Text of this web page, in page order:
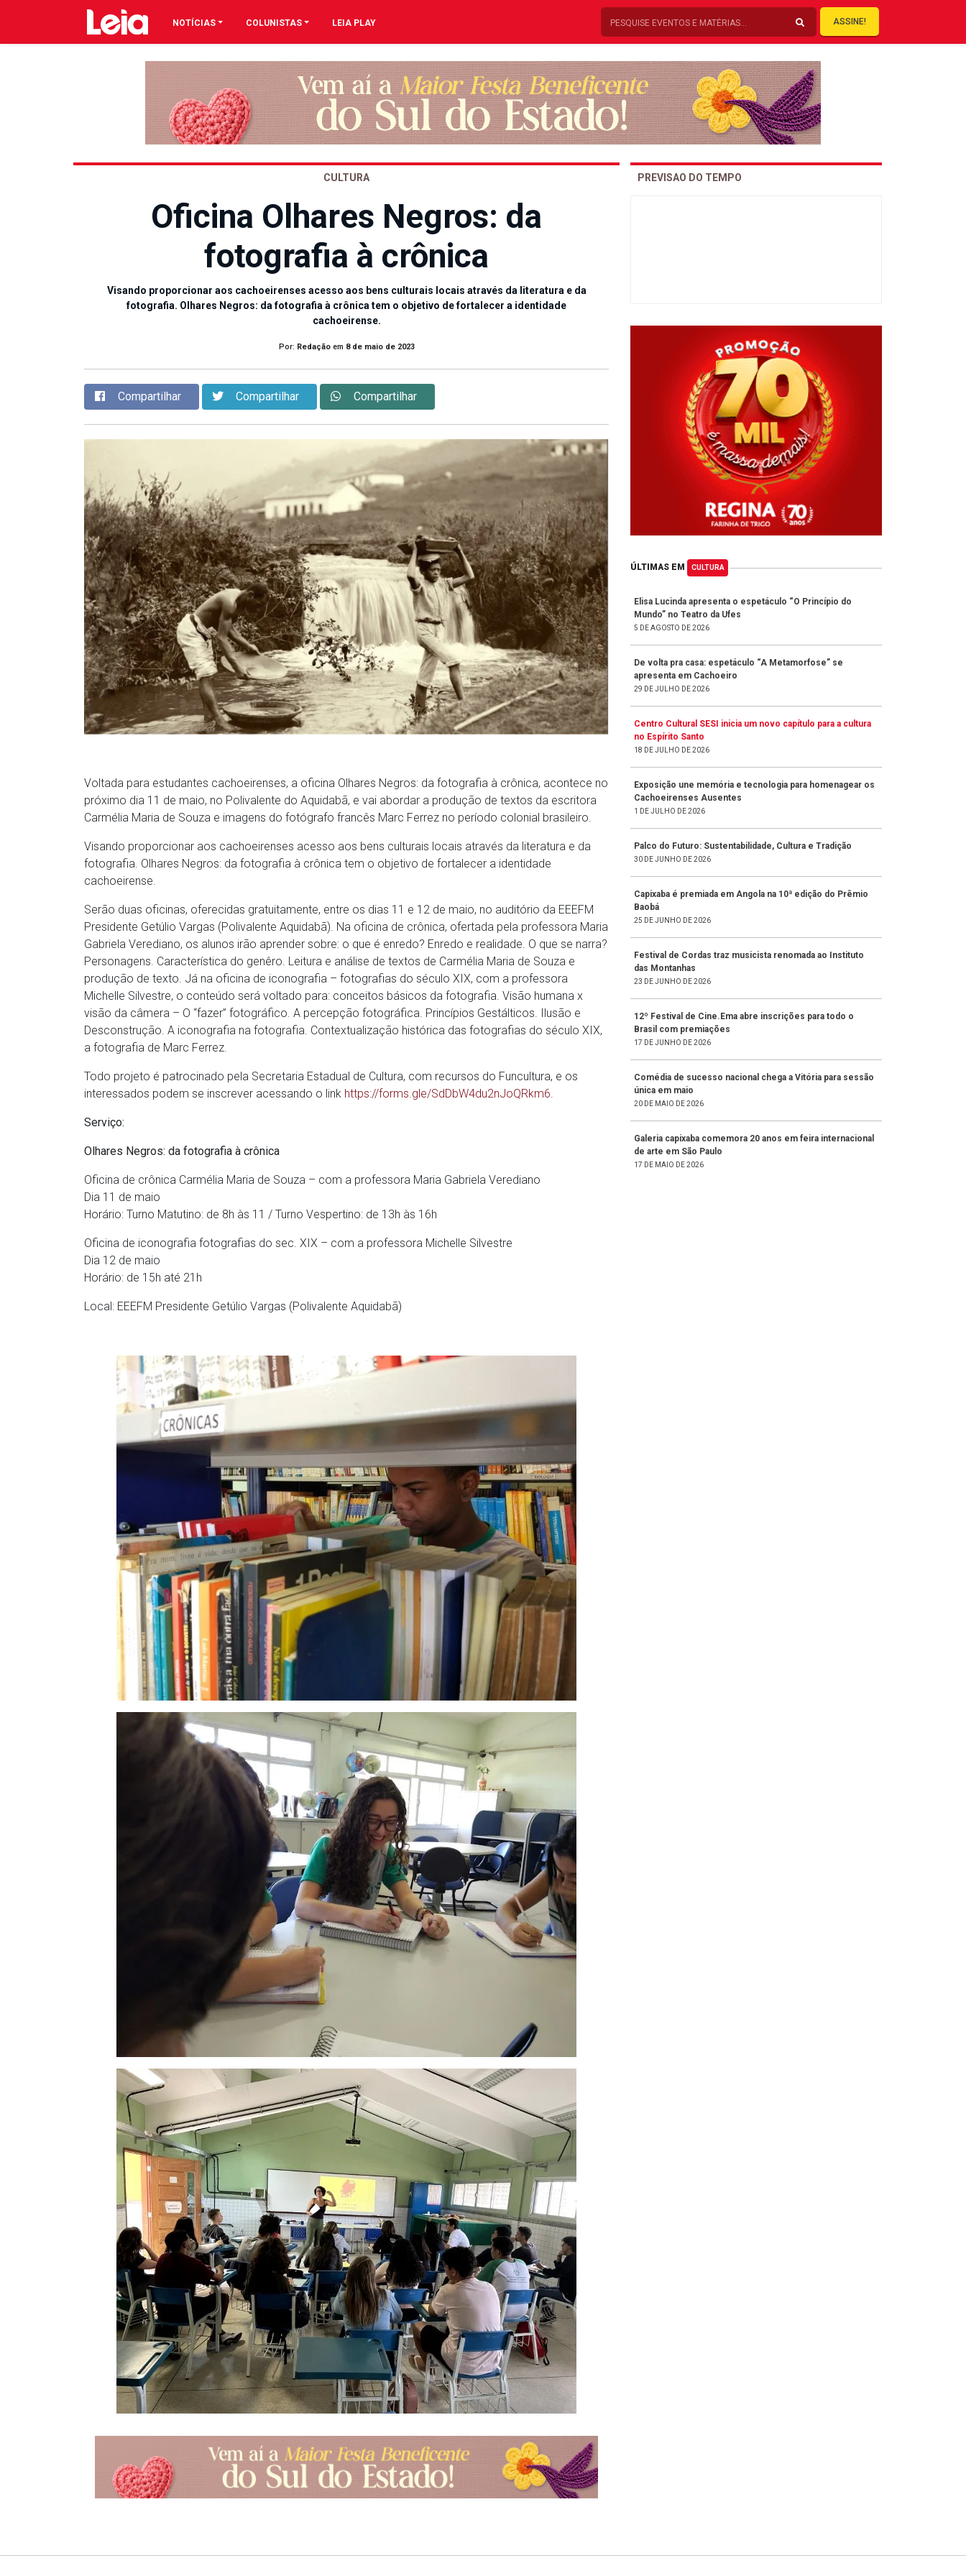
NOTÍCIAS COLUNISTAS LEIA PLAY ASSINE!
CULTURA
Oficina Olhares Negros: da
fotografia à crônica
Visando proporcionar aos cachoeirenses acesso aos bens culturais locais através da literatura e da
fotografia. Olhares Negros: da fotografia à crônica tem o objetivo de fortalecer a identidade
cachoeirense.
Por: Redaçãoem 8 de maio de 2023
Compartilhar Compartilhar Compartilhar
Voltada para estudantes cachoeirenses, a oficina Olhares Negros: da fotografia à crônica, acontece no
próximo dia 11 de maio, no Polivalente do Aquidabã, e vai abordar a produção de textos da escritora
Carmélia Maria de Souza e imagens do fotógrafo francês Marc Ferrez no período colonial brasileiro.
Visando proporcionar aos cachoeirenses acesso aos bens culturais locais através da literatura e da
fotografia. Olhares Negros: da fotografia à crônica tem o objetivo de fortalecer a identidade
cachoeirense.
Serão duas oficinas, oferecidas gratuitamente, entre os dias 11 e 12 de maio, no auditório da EEEFM
Presidente Getúlio Vargas (Polivalente Aquidabã). Na oficina de crônica, ofertada pela professora Maria
Gabriela Verediano, os alunos irão aprender sobre: o que é enredo? Enredo e realidade. O que se narra?
Personagens. Característica do genêro. Leitura e análise de textos de Carmélia Maria de Souza e
produção de texto. Já na oficina de iconografia – fotografias do século XIX, com a professora
Michelle Silvestre, o conteúdo será voltado para: conceitos básicos da fotografia. Visão humana x
visão da câmera – O “fazer” fotográfico. A percepção fotográfica. Princípios Gestálticos. Ilusão e
Desconstrução. A iconografia na fotografia. Contextualização histórica das fotografias do século XIX,
a fotografia de Marc Ferrez.
Todo projeto é patrocinado pela Secretaria Estadual de Cultura, com recursos do Funcultura, e os
interessados podem se inscrever acessando o link https://forms.gle/SdDbW4du2nJoQRkm6.
Serviço:
Olhares Negros: da fotografia à crônica
Oficina de crônica Carmélia Maria de Souza – com a professora Maria Gabriela Verediano
Dia 11 de maio
Horário: Turno Matutino: de 8h às 11 / Turno Vespertino: de 13h às 16h
Oficina de iconografia fotografias do sec. XIX – com a professora Michelle Silvestre
Dia 12 de maio
Horário: de 15h até 21h
Local: EEEFM Presidente Getúlio Vargas (Polivalente Aquidabã)
PREVISAO DO TEMPO
ÚLTIMAS EM CULTURA
Elisa Lucinda apresenta o espetáculo “O Princípio do
Mundo” no Teatro da Ufes
5 DE AGOSTO DE 2026
De volta pra casa: espetáculo “A Metamorfose” se
apresenta em Cachoeiro
29 DE JULHO DE 2026
Centro Cultural SESI inicia um novo capítulo para a cultura
no Espírito Santo
18 DE JULHO DE 2026
Exposição une memória e tecnologia para homenagear os
Cachoeirenses Ausentes
1 DE JULHO DE 2026
Palco do Futuro: Sustentabilidade, Cultura e Tradição
30 DE JUNHO DE 2026
Capixaba é premiada em Angola na 10ª edição do Prêmio
Baobá
25 DE JUNHO DE 2026
Festival de Cordas traz musicista renomada ao Instituto
das Montanhas
23 DE JUNHO DE 2026
12º Festival de Cine.Ema abre inscrições para todo o
Brasil com premiações
17 DE JUNHO DE 2026
Comédia de sucesso nacional chega a Vitória para sessão
única em maio
20 DE MAIO DE 2026
Galeria capixaba comemora 20 anos em feira internacional
de arte em São Paulo
17 DE MAIO DE 2026